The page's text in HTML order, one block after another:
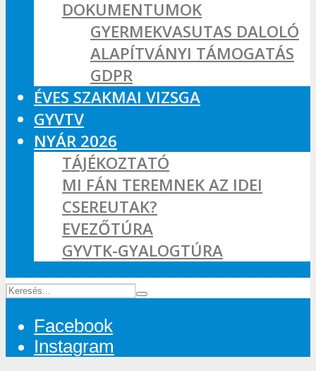
DOKUMENTUMOK
GYERMEKVASUTAS DALOLÓ
ALAPÍTVÁNYI TÁMOGATÁS
GDPR
ÉVES SZAKMAI VIZSGA
GYVTV
NYÁR 2026
TÁJÉKOZTATÓ
MI FÁN TEREMNEK AZ IDEI
CSEREUTAK?
EVEZŐTÚRA
GYVTK-GYALOGTÚRA
Facebook
Instagram